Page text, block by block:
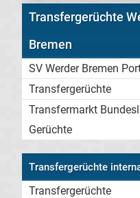
Transfergerüchte
Bremen
SV Werder Bremen
Transfergerüchte
Transfermarkt
Gerüchte
Transfergerüchte
Transfergerüchte